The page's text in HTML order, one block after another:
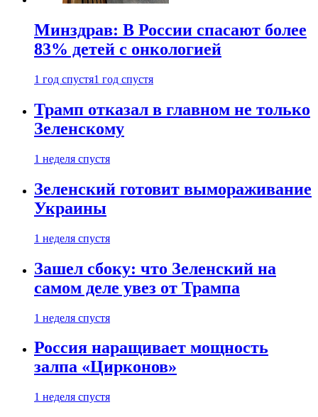
Минздрав: В России спасают более
83% детей с онкологией
1 год спустя1 год спустя
Трамп отказал в главном не только
Зеленскому
1 неделя спустя
Зеленский готовит вымораживание
Украины
1 неделя спустя
Зашел сбоку: что Зеленский на
самом деле увез от Трампа
1 неделя спустя
Россия наращивает мощность
залпа «Цирконов»
1 неделя спустя